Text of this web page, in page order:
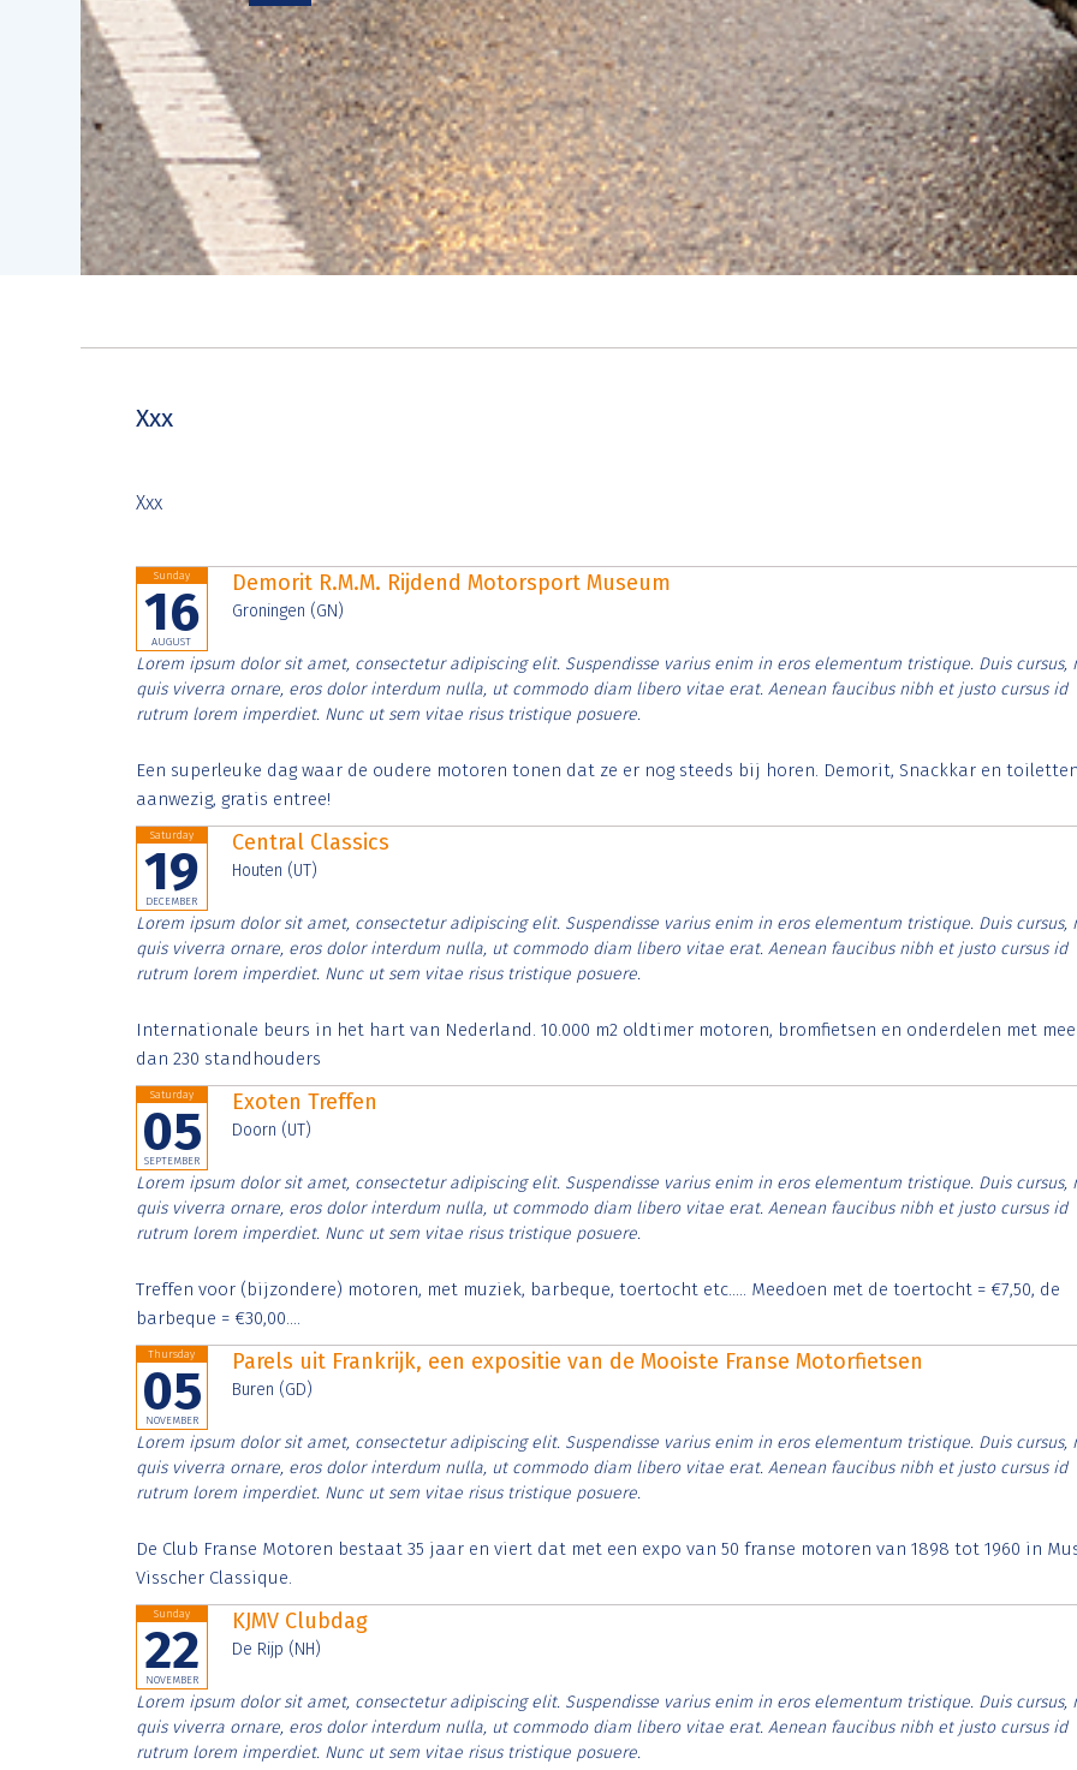
Xxx
Xxx
Sunday
16
AUGUST
Demorit R.M.M. Rijdend Motorsport Museum
Groningen (GN)
Lorem ipsum dolor sit amet, consectetur adipiscing elit. Suspendisse varius enim in eros elementum tristique. Duis cursus,
quis viverra ornare, eros dolor interdum nulla, ut commodo diam libero vitae erat. Aenean faucibus nibh et justo cursus id
rutrum lorem imperdiet. Nunc ut sem vitae risus tristique posuere.
Een superleuke dag waar de oudere motoren tonen dat ze er nog steeds bij horen. Demorit, Snackkar en
aanwezig, gratis entree!
Saturday
19
DECEMBER
Central Classics
Houten (UT)
Lorem ipsum dolor sit amet, consectetur adipiscing elit. Suspendisse varius enim in eros elementum tristique. Duis cursus,
quis viverra ornare, eros dolor interdum nulla, ut commodo diam libero vitae erat. Aenean faucibus nibh et justo cursus id
rutrum lorem imperdiet. Nunc ut sem vitae risus tristique posuere.
Internationale beurs in het hart van Nederland. 10.000 m2 oldtimer motoren, bromfietsen en onderdelen met
dan 230 standhouders
Saturday
05
SEPTEMBER
Exoten Treffen
Doorn (UT)
Lorem ipsum dolor sit amet, consectetur adipiscing elit. Suspendisse varius enim in eros elementum tristique. Duis cursus,
quis viverra ornare, eros dolor interdum nulla, ut commodo diam libero vitae erat. Aenean faucibus nibh et justo cursus id
rutrum lorem imperdiet. Nunc ut sem vitae risus tristique posuere.
Treffen voor (bijzondere) motoren, met muziek, barbeque, toertocht etc..... Meedoen met de toertocht = €7,50, de
barbeque = €30,00....
Thursday
05
NOVEMBER
Parels uit Frankrijk, een expositie van de Mooiste Franse Motorfietsen
Buren (GD)
Lorem ipsum dolor sit amet, consectetur adipiscing elit. Suspendisse varius enim in eros elementum tristique. Duis cursus,
quis viverra ornare, eros dolor interdum nulla, ut commodo diam libero vitae erat. Aenean faucibus nibh et justo cursus id
rutrum lorem imperdiet. Nunc ut sem vitae risus tristique posuere.
De Club Franse Motoren bestaat 35 jaar en viert dat met een expo van 50 franse motoren van 1898 tot 1960 in
Visscher Classique.
Sunday
22
NOVEMBER
KJMV Clubdag
De Rijp (NH)
Lorem ipsum dolor sit amet, consectetur adipiscing elit. Suspendisse varius enim in eros elementum tristique. Duis cursus,
quis viverra ornare, eros dolor interdum nulla, ut commodo diam libero vitae erat. Aenean faucibus nibh et justo cursus id
rutrum lorem imperdiet. Nunc ut sem vitae risus tristique posuere.